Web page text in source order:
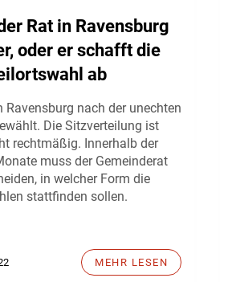
Rat in Ravensburg
oder er schafft die
ab
Ravensburg nach der unechten
Die Sitzverteilung ist
rechtmäßig. Innerhalb der
muss der Gemeinderat
in welcher Form die
stattfinden sollen.
MEHR LESEN